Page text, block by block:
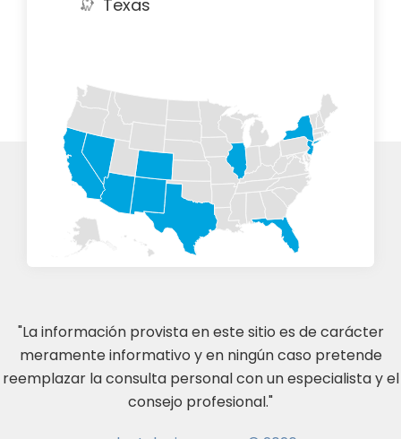
Texas
"La información provista en este sitio es de carácter
meramente informativo y en ningún caso pretende
reemplazar la consulta personal con un especialista y el
consejo profesional."